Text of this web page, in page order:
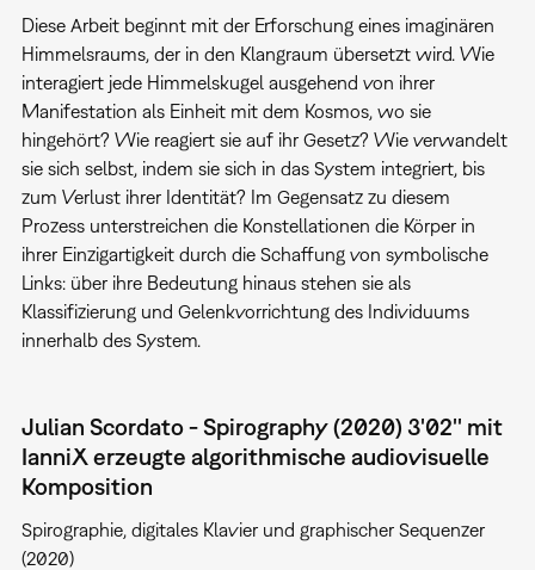
Diese Arbeit beginnt mit der Erforschung eines imaginären
Himmelsraums, der in den Klangraum übersetzt wird. Wie
interagiert jede Himmelskugel ausgehend von ihrer
Manifestation als Einheit mit dem Kosmos, wo sie
hingehört? Wie reagiert sie auf ihr Gesetz? Wie verwandelt
sie sich selbst, indem sie sich in das System integriert, bis
zum Verlust ihrer Identität? Im Gegensatz zu diesem
Prozess unterstreichen die Konstellationen die Körper in
ihrer Einzigartigkeit durch die Schaffung von symbolische
Links: über ihre Bedeutung hinaus stehen sie als
Klassifizierung und Gelenkvorrichtung des Individuums
innerhalb des System.
Julian Scordato - Spirography (2020) 3'02'' mit
IanniX erzeugte algorithmische audiovisuelle
Komposition
Spirographie, digitales Klavier und graphischer Sequenzer
(2020)